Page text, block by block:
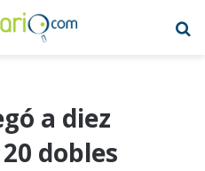
a diez
dobles